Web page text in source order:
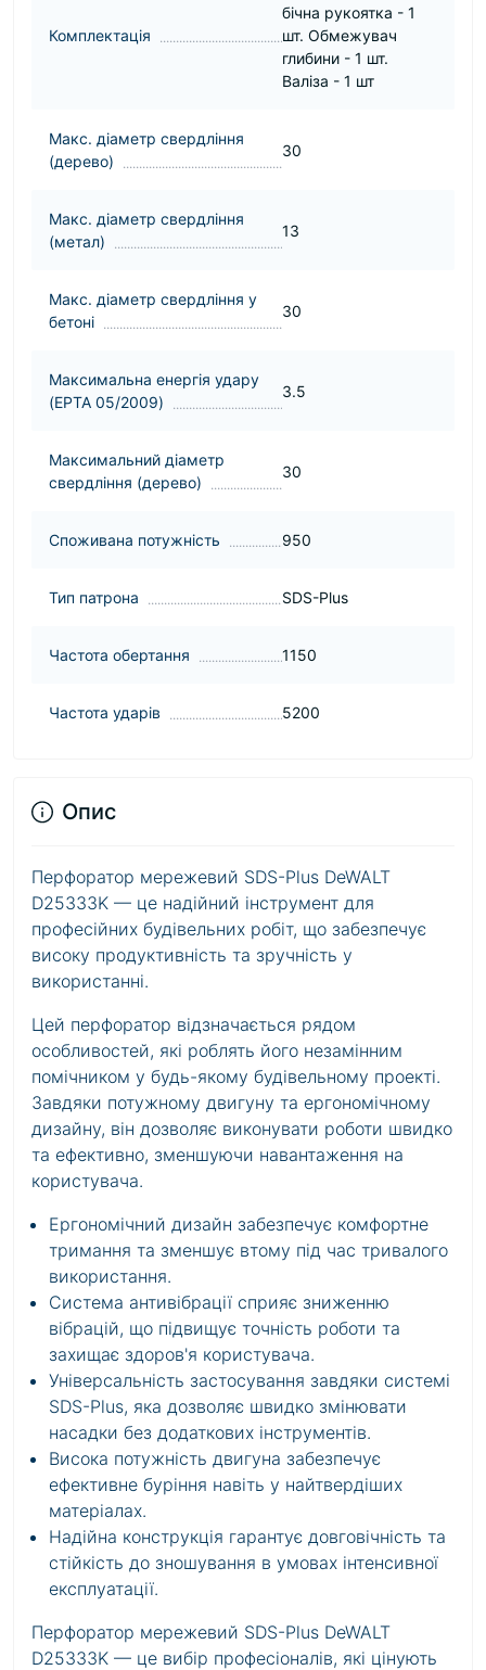
Комплектація
бічна рукоятка - 1
шт. Обмежувач
глибини - 1 шт.
Валіза - 1 шт
Макс. діаметр свердління
(дерево)
30
Макс. діаметр свердління
(метал)
13
Макс. діаметр свердління у
бетоні
30
Максимальна енергія удару
(EPTA 05/2009)
3.5
Максимальний діаметр
свердління (дерево)
30
Споживана потужність 950
Тип патрона SDS-Plus
Частота обертання 1150
Частота ударів 5200
Опис
Перфоратор мережевий SDS-Plus DeWALT
D25333K — це надійний інструмент для
професійних будівельних робіт, що забезпечує
високу продуктивність та зручність у
використанні.
Цей перфоратор відзначається рядом
особливостей, які роблять його незамінним
помічником у будь-якому будівельному проекті.
Завдяки потужному двигуну та ергономічному
дизайну, він дозволяє виконувати роботи швидко
та ефективно, зменшуючи навантаження на
користувача.
Ергономічний дизайн забезпечує комфортне
тримання та зменшує втому під час тривалого
використання.
Система антивібрації сприяє зниженню
вібрацій, що підвищує точність роботи та
захищає здоров'я користувача.
Універсальність застосування завдяки системі
SDS-Plus, яка дозволяє швидко змінювати
насадки без додаткових інструментів.
Висока потужність двигуна забезпечує
ефективне буріння навіть у найтвердіших
матеріалах.
Надійна конструкція гарантує довговічність та
стійкість до зношування в умовах інтенсивної
експлуатації.
Перфоратор мережевий SDS-Plus DeWALT
D25333K — це вибір професіоналів, які цінують